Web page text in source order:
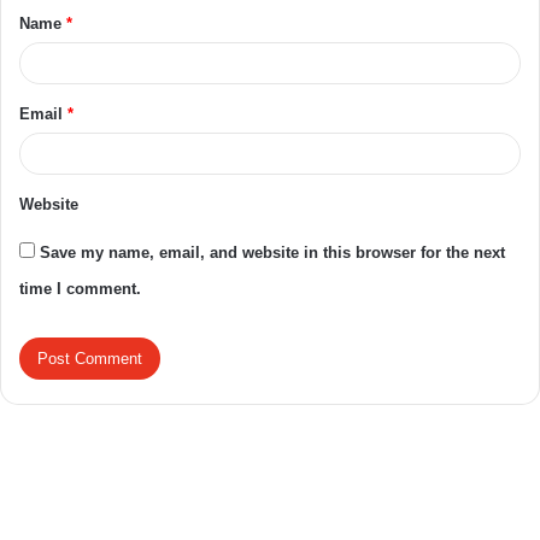
Name *
Email *
Website
Save my name, email, and website in this browser for the next
time I comment.